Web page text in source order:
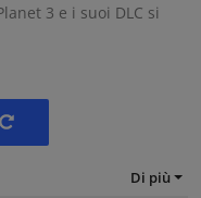
3 e i suoi DLC si
Di più